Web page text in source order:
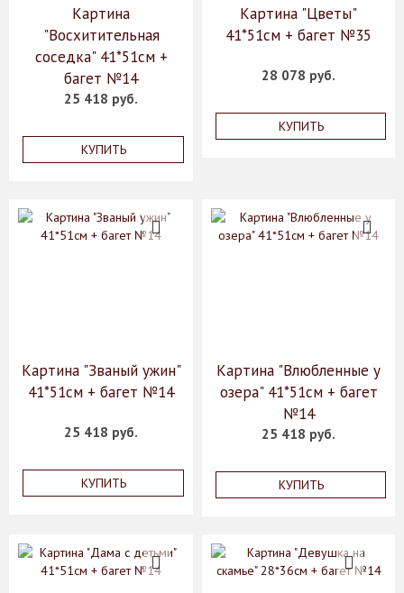
Картина
"Восхитительная
соседка" 41*51см +
багет №14
25 418 руб.
КУПИТЬ
Картина "Цветы"
41*51см + багет №35
28 078 руб.
КУПИТЬ
Картина "Званый ужин"
41*51см + багет №14
25 418 руб.
КУПИТЬ
Картина "Влюбленные у
озера" 41*51см + багет
№14
25 418 руб.
КУПИТЬ